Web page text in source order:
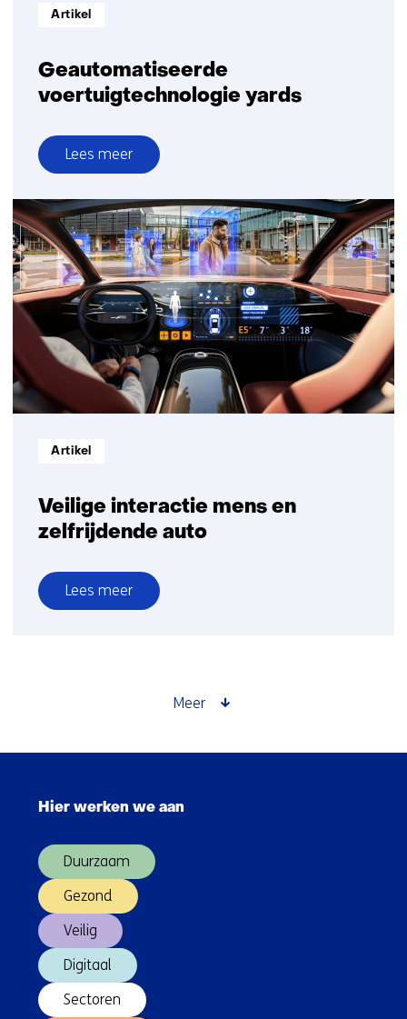
Geautomatiseerde
voertuigtechnologie yards
Informatietype:
Artikel
Lees meer
over
Geautomatiseerde
voertuigtechnologie
yards
Veilige interactie mens en
zelfrijdende auto
Informatietype:
Artikel
Lees meer
over
Meer
Hier werken we aan
Duurzaam
Gezond
Veilig
Digitaal
Sectoren